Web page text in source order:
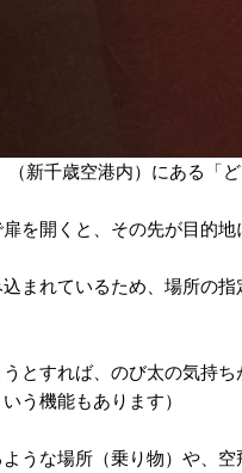
新千歳空港内）にある「
を開くと、その先が目的地
まれているため、場所の
とすれば、のび太の気持
う機能もあります）
うな場所（乗り物）や、